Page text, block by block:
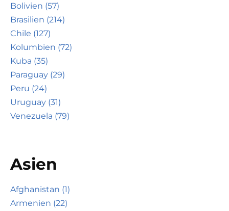
Bolivien (57)
Brasilien (214)
Chile (127)
Kolumbien (72)
Kuba (35)
Paraguay (29)
Peru (24)
Uruguay (31)
Venezuela (79)
Asien
Afghanistan (1)
Armenien (22)